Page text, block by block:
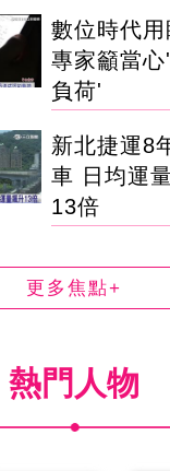
數位時代用
專家籲當心
負荷'
新北捷運8
車 日均運
13倍
更多焦點+
熱門人物